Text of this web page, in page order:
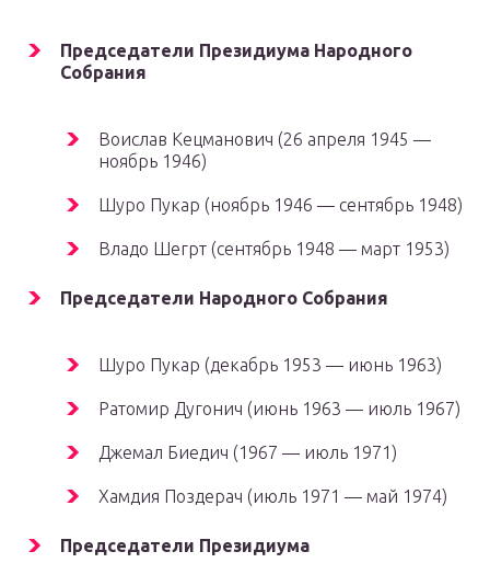
Председатели Президиума Народного
Собрания
Воислав Кецманович (26 апреля 1945 —
ноябрь 1946)
Шуро Пукар (ноябрь 1946 — сентябрь 1948)
Владо Шегрт (сентябрь 1948 — март 1953)
Председатели Народного Собрания
Шуро Пукар (декабрь 1953 — июнь 1963)
Ратомир Дугонич (июнь 1963 — июль 1967)
Джемал Биедич (1967 — июль 1971)
Хамдия Поздерач (июль 1971 — май 1974)
Председатели Президиума